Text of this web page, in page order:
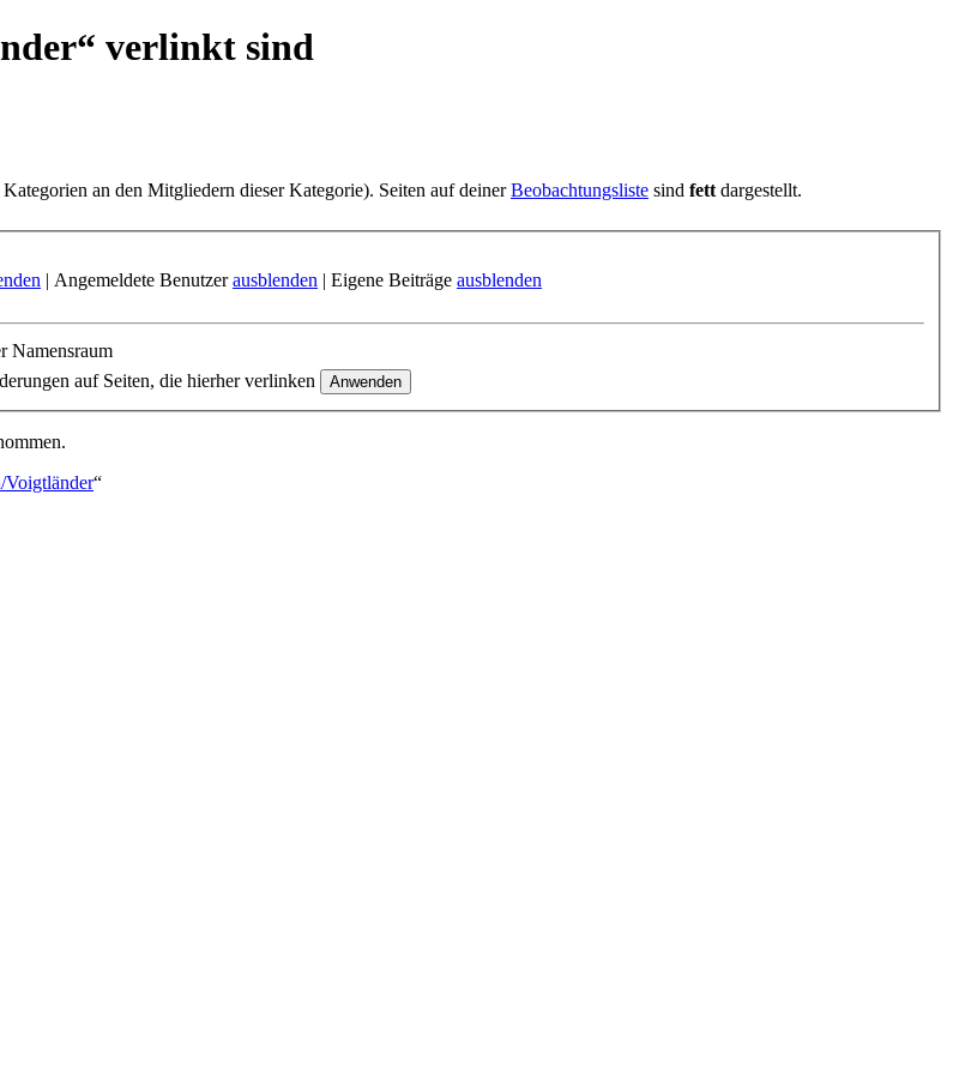
verlinkt sind
an den Mitgliedern dieser Kategorie). Seiten auf deinerBeobachtungsliste sind fett dargestellt.
| Angemeldete Benutzerausblenden | Eigene Beiträge ausblenden
Namensraum
auf Seiten, die hierher verlinken
“